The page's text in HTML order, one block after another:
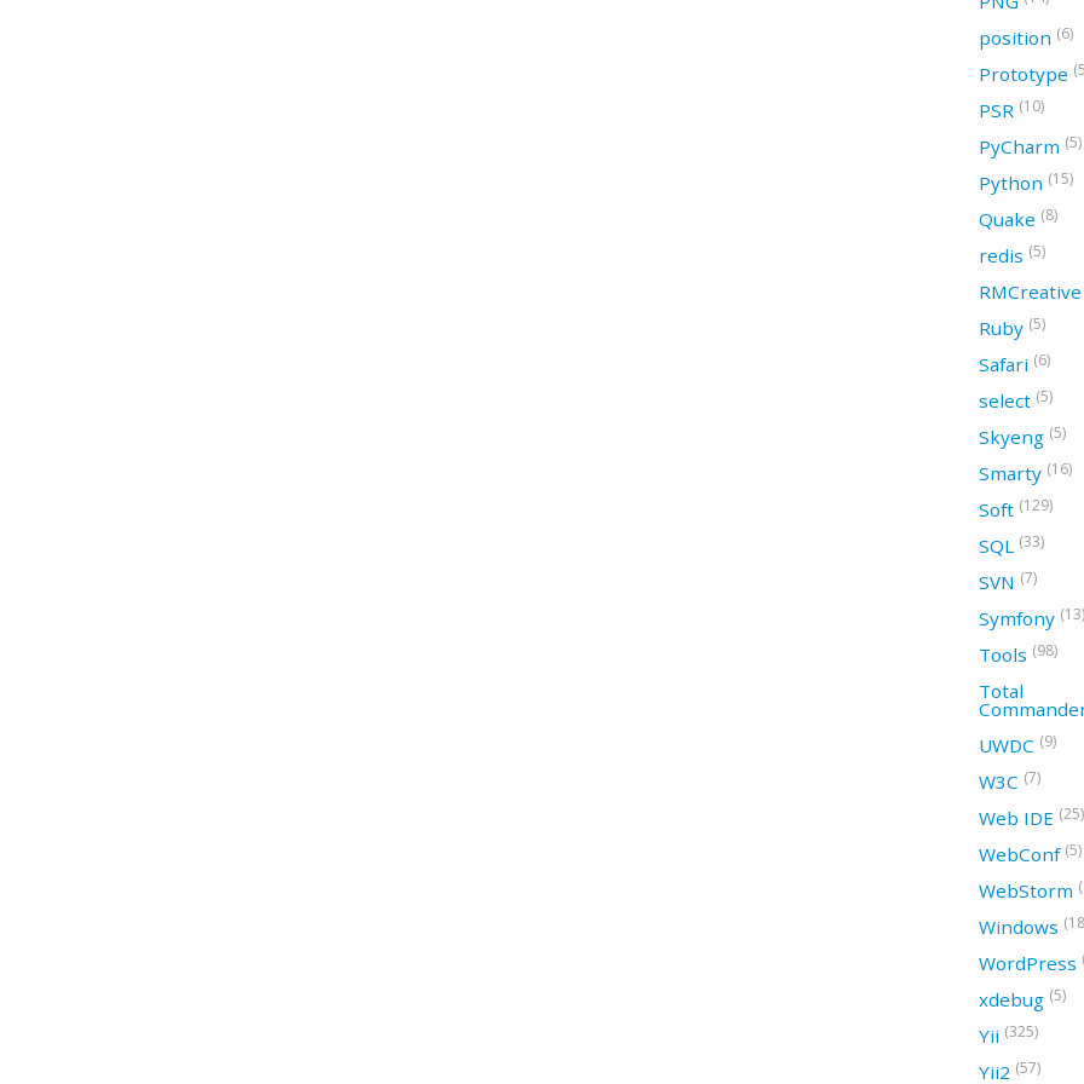
position (6)
Prototype
PSR (10)
PyCharm (5)
Python (15)
Quake (8)
redis (5)
RMCreative
Ruby (5)
Safari (6)
select (5)
Skyeng (5)
Smarty (16)
Soft (129)
SQL (33)
SVN (7)
Symfony (13)
Tools (98)
Total
UWDC (9)
W3C (7)
Web IDE (25)
WebConf (5)
WebStorm
Windows
WordPress
xdebug (5)
Yii (325)
Yii2 (57)